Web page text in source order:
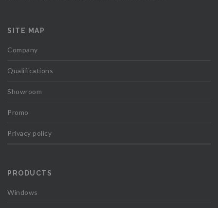
SITE MAP
Company
Qualifications
Showroom
Promo
Privacy policy
PRODUCTS
Windows